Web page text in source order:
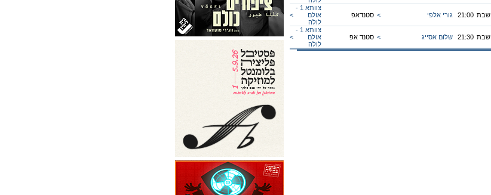
<
צוותא 1 -
אולם
לולה
סטנדאפ < גורי אלפי 21:00 שבת
<
צוותא 1 -
אולם
לולה
סטנד אפ < שלום אסייג 21:30 שבת